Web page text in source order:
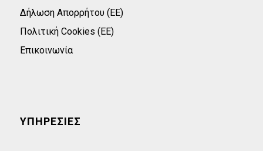
Δήλωση Απορρήτου (ΕΕ)
Πολιτική Cookies (ΕΕ)
Επικοινωνία
ΥΠΗΡΕΣΙΕΣ